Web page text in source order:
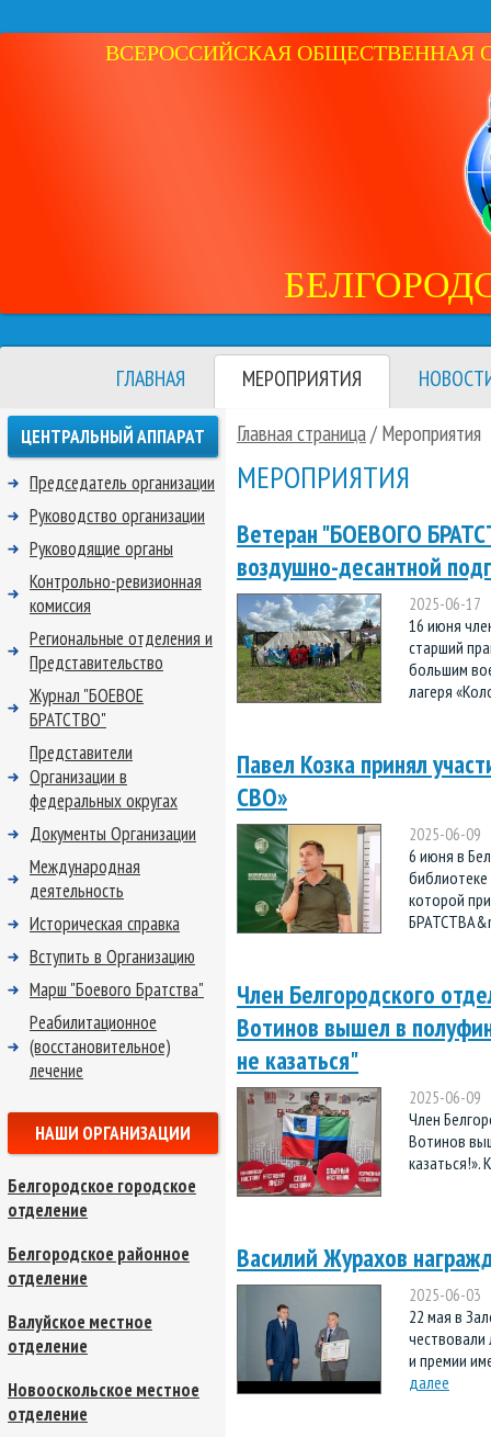
ВСЕРОССИЙСКАЯ ОБЩЕСТВЕННАЯ
ГЛАВНАЯ МЕРОПРИЯТИЯ
Главная страница/ Мероприятия
МЕРОПРИЯТИЯ
Ветеран "БОЕВОГО
воздушно-десантной
2025-06-17
16 июня
старший
большим
лагеря
Павел Козка принял
СВО»
2025-06-09
6 июня в
библиотеке
которой
Член Белгородского
Вотинов вышел в
не казаться"
2025-06-09
Член
Вотинов
казаться!».
Василий Журахов
2025-06-03
22 мая в
чествовали
и премии
далее
ЦЕНТРАЛЬНЫЙ АППАРАТ
Председатель организации
Руководство организации
Руководящие органы
Контрольно-ревизионная
комиссия
Региональные отделения и
Представительство
Журнал "БОЕВОЕ
БРАТСТВО"
Представители
Организации в
федеральных округах
Документы Организации
Международная
деятельность
Историческая справка
Вступить в Организацию
Марш "Боевого Братства"
Реабилитационное
(восстановительное)
лечение
НАШИ ОРГАНИЗАЦИИ
Белгородское городское
отделение
Белгородское районное
отделение
Валуйское местное
отделение
Новооскольское местное
отделение